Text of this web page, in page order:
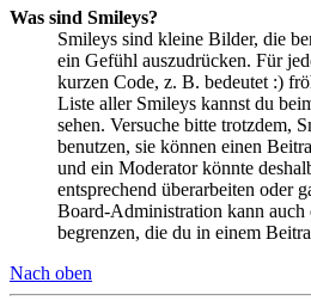
Was sind Smileys?
Smileys sind kleine Bilder, die
ein Gefühl auszudrücken. Für
kurzen Code, z. B. bedeutet :)
Liste aller Smileys kannst du
sehen. Versuche bitte trotzdem,
benutzen, sie können einen
und ein Moderator könnte
entsprechend überarbeiten oder
Board-Administration kann
begrenzen, die du in einem
Nach oben